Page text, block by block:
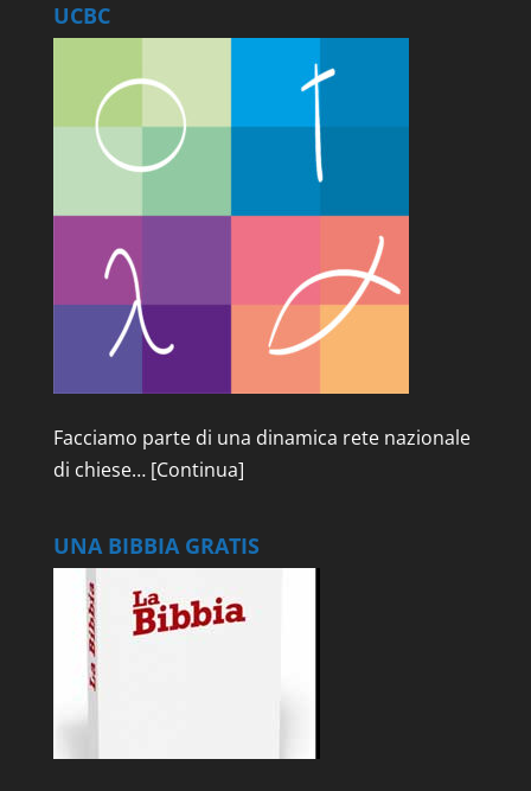
UCBC
Facciamo parte di una dinamica rete nazionale
di chiese… [Continua]
UNA BIBBIA GRATIS